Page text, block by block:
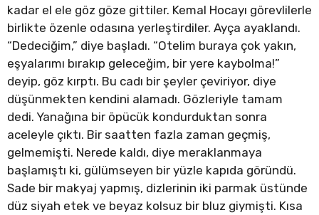
kadar el ele göz göze gittiler. Kemal Hocayı görevlilerle
birlikte özenle odasına yerleştirdiler. Ayça ayaklandı.
“Dedeciğim,” diye başladı. “Otelim buraya çok yakın,
eşyalarımı bırakıp geleceğim, bir yere kaybolma!”
deyip, göz kırptı. Bu cadı bir şeyler çeviriyor, diye
düşünmekten kendini alamadı. Gözleriyle tamam
dedi. Yanağına bir öpücük kondurduktan sonra
aceleyle çıktı. Bir saatten fazla zaman geçmiş,
gelmemişti. Nerede kaldı, diye meraklanmaya
başlamıştı ki, gülümseyen bir yüzle kapıda göründü.
Sade bir makyaj yapmış, dizlerinin iki parmak üstünde
düz siyah etek ve beyaz kolsuz bir bluz giymişti. Kısa